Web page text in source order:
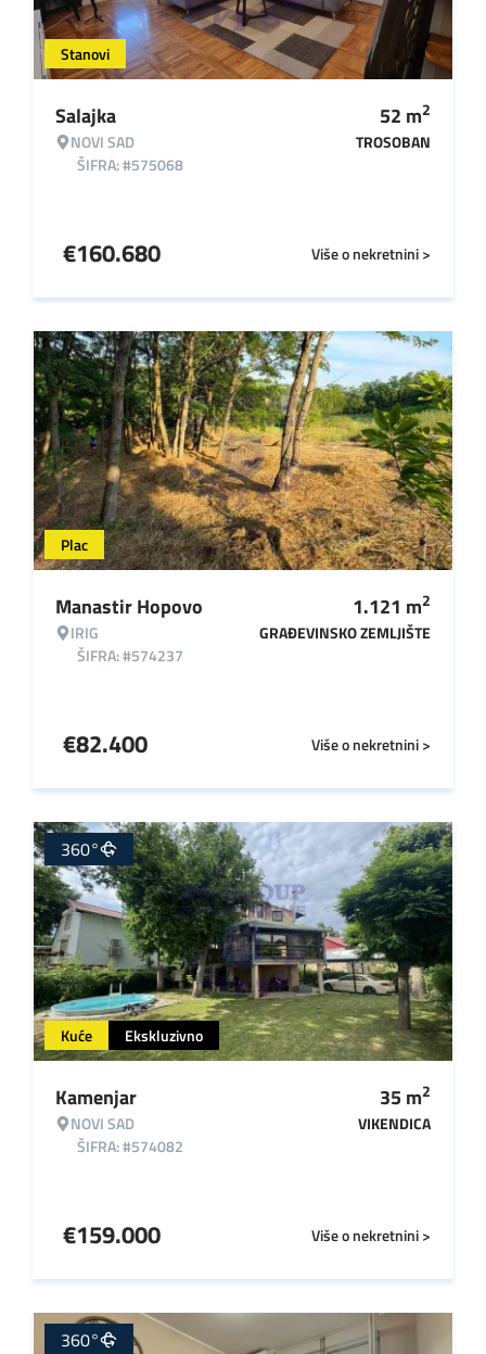
Stanovi
Salajka
NOVI SAD
ŠIFRA: #575068
52 m2
TROSOBAN
Više o nekretnini >
€160.680
Plac
Manastir Hopovo
IRIG
ŠIFRA: #574237
1.121 m2
GRAĐEVINSKO ZEMLJIŠTE
Više o nekretnini >
€82.400
Kuće Ekskluzivno
360°
Kamenjar
NOVI SAD
ŠIFRA: #574082
35m2
VIKENDICA
Više o nekretnini >
€159.000
360°